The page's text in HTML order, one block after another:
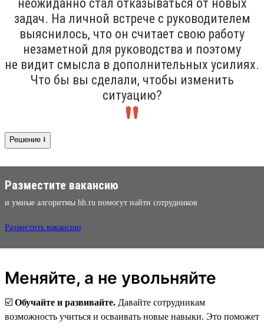
неожиданно стал отказываться от новых
задач. На личной встрече с руководителем
выяснилось, что он считает свою работу
незаметной для руководства и поэтому
не видит смысла в дополнительных усилиях.
Что бы вы сделали, чтобы изменить
ситуацию?
Решение ⭣
Разместите вакансию
и умные алгоритмы hh.ru помогут найти сотрудников
Разместить вакансию
Меняйте, а не увольняйте
☑️ Обучайте и развивайте. Давайте сотрудникам
возможность учиться и осваивать новые навыки. Это поможет